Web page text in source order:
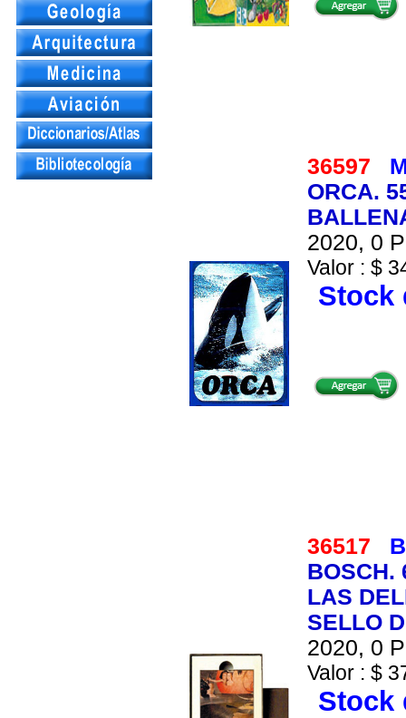
36597
ORCA.
2020, 0
Valor : $
Stock
36517
BOSCH.
LAS
SELLO D
2020, 0
Valor : $
Stock